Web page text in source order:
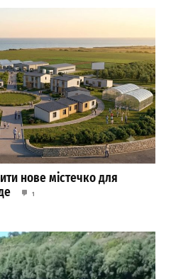
нове містечко для
1